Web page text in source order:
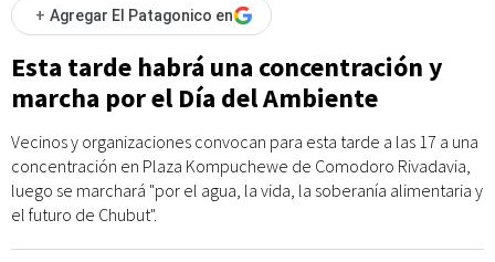
+ Agregar El Patagonico en
Esta tarde habrá una concentración y
marcha por el Día del Ambiente
Vecinos y organizaciones convocan para esta tarde a las 17 a una
concentración en Plaza Kompuchewe de Comodoro Rivadavia,
luego se marchará "por el agua, la vida, la soberanía alimentaria y
el futuro de Chubut".